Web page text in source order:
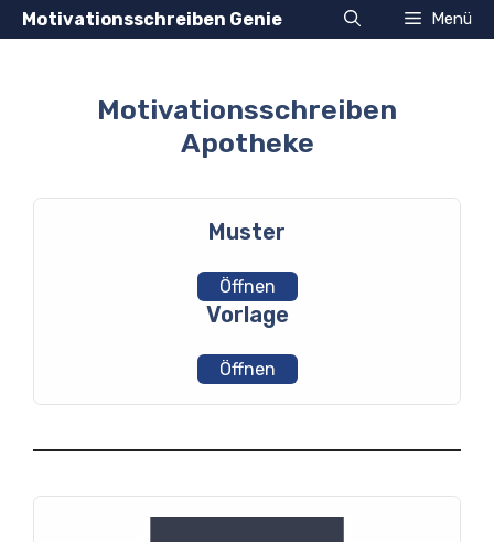
Zum
Inhalt
Motivationsschreiben Genie Menü
Motivationsschreiben
Apotheke
Muster
Öffnen
Vorlage
Öffnen